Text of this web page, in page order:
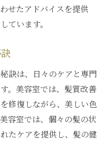
せたアドバイスを提供
ています。
訣は、日々のケアと専門
。美容室では、髪質改善
修復しながら、美しい色
容室では、個々の髪の状
たケアを提供し、髪の健